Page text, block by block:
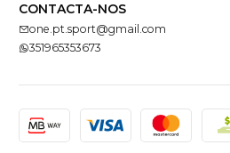
CONTACTA-NOS
one.pt.sport@gmail.com
351965353673